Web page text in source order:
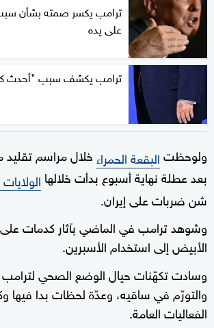
ترامب يكسر صمته بشأن
على يده
ترامب يكشف سبب "أحدث
ولوحظتالبقعة الحمراءخلال مراسم تقليد
بعد عطلة نهاية أسبوع بدأت خلالها
شن ضربات على إيران.
وشوهد ترامب في الماضي بآثار كدمات على
الأبيض إلى استخدام الأسبرين.
وسادت تكهّنات حيال الوضع الصحي لترامب
والتورّم في ساقيه، وعدّة لحظات بدا فيها
الفعاليات العامة.